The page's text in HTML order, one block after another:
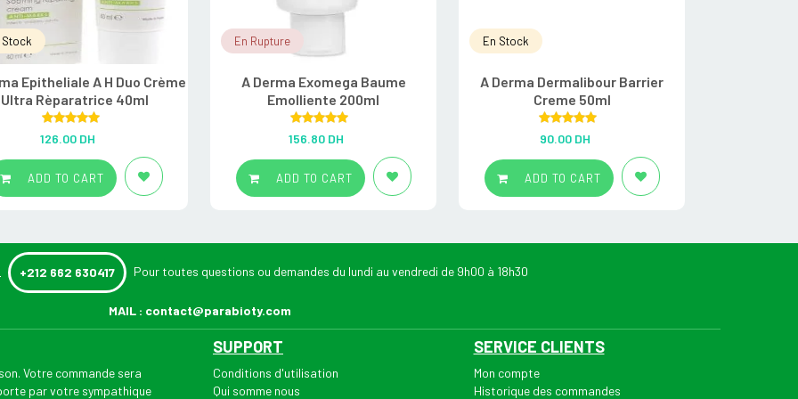
Stock
Epitheliale A H Duo Crème
Ultra Rèparatrice 40ml
Rated 5.00
out of 5
126.00 DH
ADD TO CART
En Rupture
A Derma Exomega Baume
Emolliente 200ml
Rated 5.00
out of 5
156.80 DH
ADD TO CART
En Stock
A Derma Dermalibour Barrier
Creme 50ml
Rated5.00
out of 5
90.00 DH
ADD TO CART
+212 662 630417 Pour toutes questions ou demandes du lundi au vendredi de 9h00 à 18h30
MAIL : contact@parabioty.com
Votre commande sera
par votre sympathique
SUPPORT
Conditions d'utilisation
Qui somme nous
SERVICE CLIENTS
Mon compte
Historique des commandes